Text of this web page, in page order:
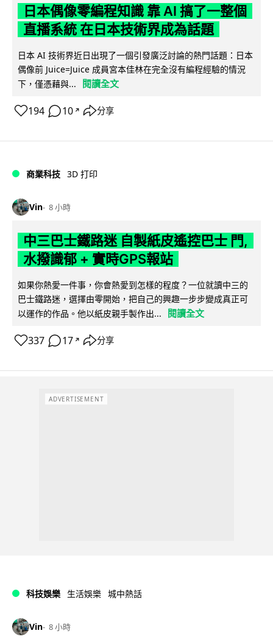
日本偶像零編程知識 靠 AI 搞了一整個
直播系統 在日本技術界成為話題
日本 AI 技術界近日出現了一個引發廣泛討論的熱門話題：日本
偶像前 Juice=Juice 成員宮本佳林在完全沒有編程經驗的情況
下，僅憑藉與...
閱讀全文
194 10 ↗ 分享
商業科技 3D 打印
Vin 8 小時
中三巴士鐵路迷 自製紙皮遙控巴士 門,
水撥識郁 + 實時GPS報站
如果你熱愛一件事，你會熱愛到怎樣的程度？一位就讀中三的
巴士鐵路迷，選擇由零開始，把自己的興趣一步步變成真正可
以運作的作品。他以紙皮親手製作出...
閱讀全文
337 17 ↗ 分享
ADVERTISEMENT
科技娛樂 生活娛樂 城中熱話
Vin 8 小時